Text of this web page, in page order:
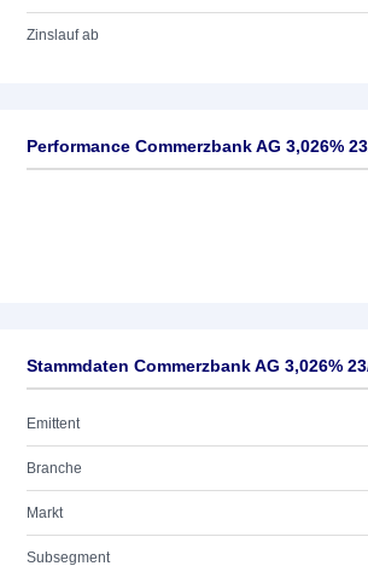
Zinslauf ab
Performance Commerzbank AG 3,026%
Stammdaten Commerzbank AG 3,026%
Emittent
Branche
Markt
Subsegment